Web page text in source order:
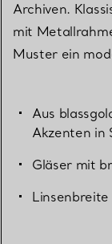
Archiven.
mit
Muster ein
Aus
Akzenten in
Gläser mit